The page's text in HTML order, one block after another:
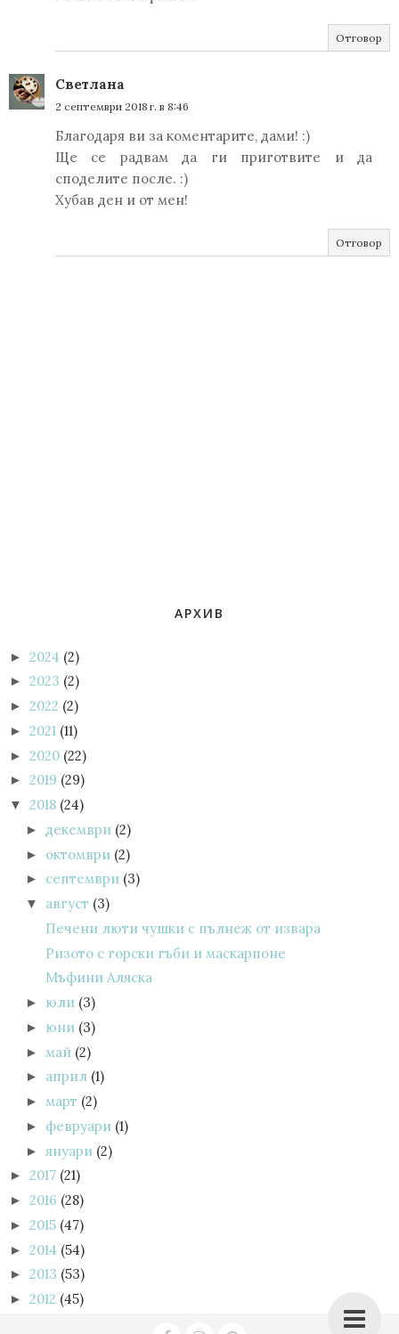
Отговор
Светлана
2 септември 2018 г. в 8:46
Благодаря ви за коментарите, дами! :)
Ще се радвам да ги приготвите и да
споделите после. :)
Хубав ден и от мен!
Отговор
АРХИВ
► 2024 (2)
► 2023 (2)
► 2022 (2)
► 2021 (11)
► 2020 (22)
► 2019 (29)
▼ 2018 (24)
► декември (2)
► октомври (2)
► септември (3)
▼ август (3)
Печени люти чушки с пълнеж от извара
Ризото с горски гъби и маскарпоне
Mъфини Аляска
► юли (3)
► юни (3)
► май (2)
► април (1)
► март (2)
► февруари (1)
► януари (2)
► 2017 (21)
► 2016 (28)
► 2015 (47)
► 2014 (54)
► 2013 (53)
► 2012 (45)